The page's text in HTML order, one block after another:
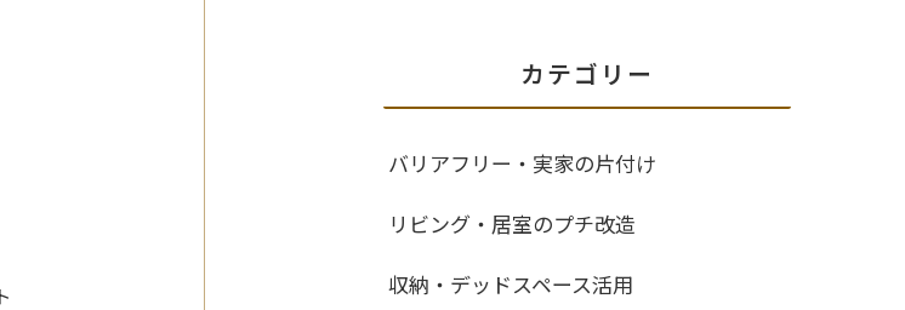
カテゴリー
バリアフリー・実家の片付け
リビング・居室のプチ改造
収納・デッドスペース活用